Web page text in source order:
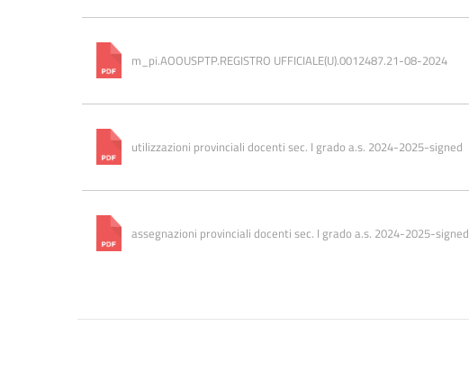
m_pi.AOOUSPTP.REGISTRO UFFICIALE(U).0012487.21-08-2024
utilizzazioni provinciali docenti sec. I grado a.s. 2024-2025-signed
assegnazioni provinciali docenti sec. I grado a.s. 2024-2025-signed